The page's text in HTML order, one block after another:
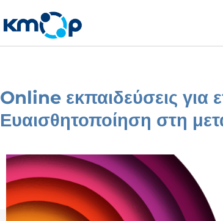
to
content
Online εκπαιδεύσεις για
Ευαισθητοποίηση στη